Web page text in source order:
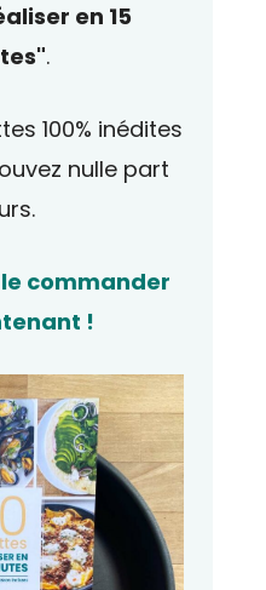
en 15
.
100% inédites
nulle part
commander
!